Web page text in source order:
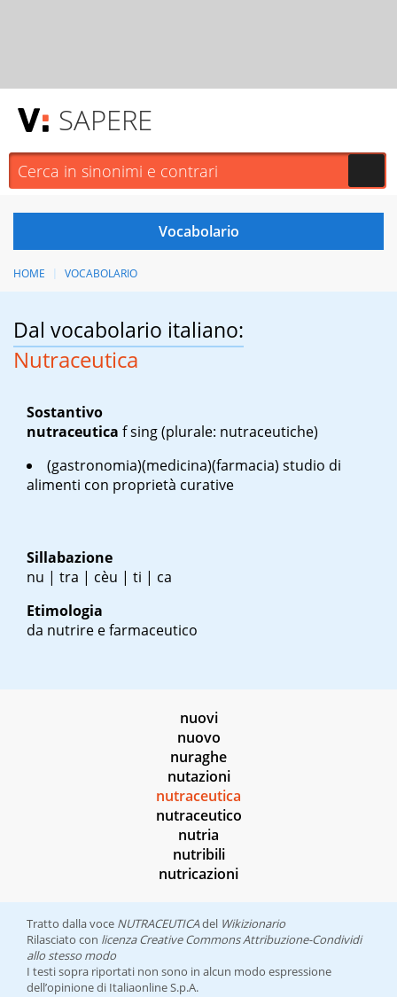
SAPERE
HOME VOCABOLARIO
Dal vocabolario italiano:
Nutraceutica
Sostantivo
nutraceutica fsing(plurale: nutraceutiche)
(gastronomia)(medicina)(farmacia) studio di
alimenti con proprietà curative
Sillabazione
nu | tra | cèu | ti | ca
Etimologia
da nutrire e farmaceutico
nuovi
nuovo
nuraghe
nutazioni
nutraceutica
nutraceutico
nutria
nutribili
nutricazioni
Tratto dalla voce NUTRACEUTICAdel Wikizionario
Rilasciato con licenza Creative Commons Attribuzione-Condividi
allo stesso modo
I testi sopra riportati non sono in alcun modo espressione
dell’opinione di Italiaonline S.p.A.